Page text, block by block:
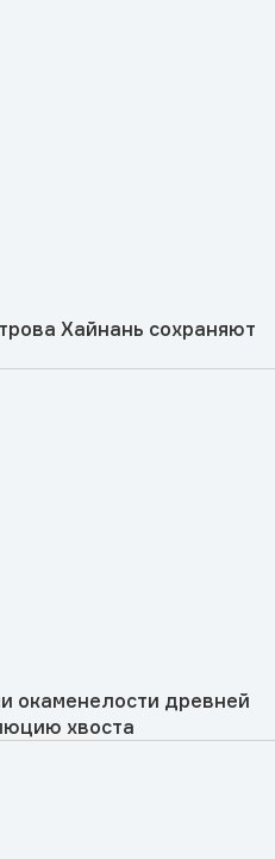
Хайнань сохраняют
окаменелости древней
хвоста